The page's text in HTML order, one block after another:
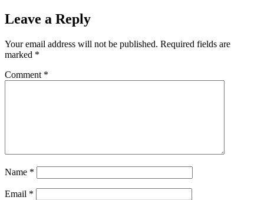
Leave a Reply
Your email address will not be published. Required fields are
marked *
Comment *
Name *
Email *